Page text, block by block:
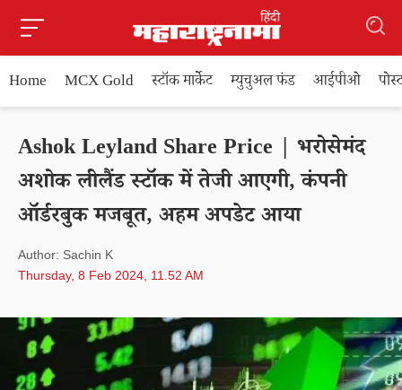
Home MCX Gold स्टॉक मार्केट म्युचुअल फंड आईपीओ
Ashok Leyland Share Price | भरोसेमंद
अशोक लीलैंड स्टॉक में तेजी आएगी, कंपनी
ऑर्डरबुक मजबूत, अहम अपडेट आया
Author: Sachin K
Thursday, 8 Feb 2024, 11.52 AM